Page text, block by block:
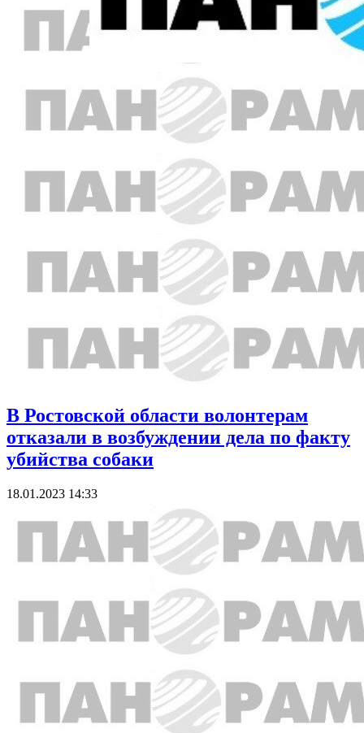
В Ростовской области волонтерам
отказали в возбуждении дела по факту
убийства собаки
18.01.2023 14:33